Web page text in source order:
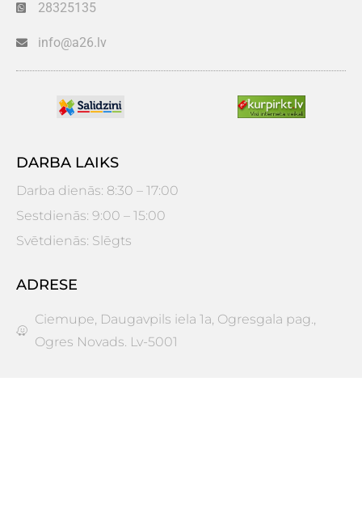
28325135
info@a26.lv
DARBA LAIKS
Darba dienās: 8:30 – 17:00
Sestdienās: 9:00 – 15:00
Svētdienās: Slēgts
ADRESE
Ciemupe, Daugavpils iela 1a, Ogresgala pag.,
Ogres Novads. Lv-5001